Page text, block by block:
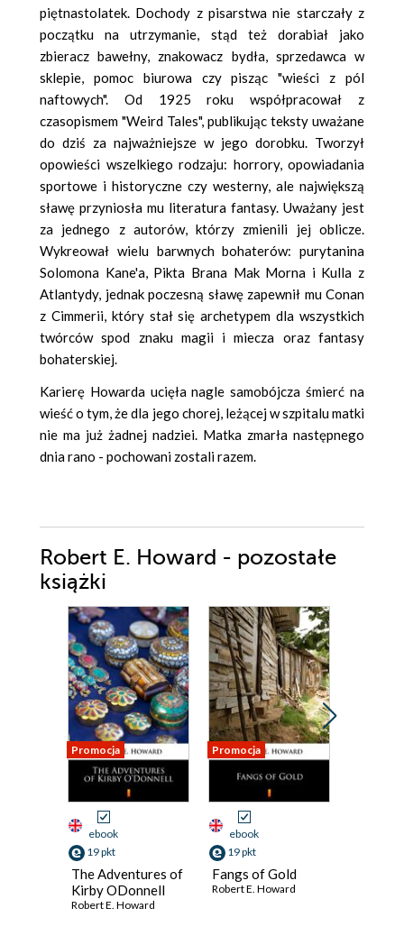
piętnastolatek. Dochody z pisarstwa nie starczały z
początku na utrzymanie, stąd też dorabiał jako
zbieracz bawełny, znakowacz bydła, sprzedawca w
sklepie, pomoc biurowa czy pisząc "wieści z pól
naftowych". Od 1925 roku współpracował z
czasopismem "Weird Tales", publikując teksty uważane
do dziś za najważniejsze w jego dorobku. Tworzył
opowieści wszelkiego rodzaju: horrory, opowiadania
sportowe i historyczne czy westerny, ale największą
sławę przyniosła mu literatura fantasy. Uważany jest
za jednego z autorów, którzy zmienili jej oblicze.
Wykreował wielu barwnych bohaterów: purytanina
Solomona Kane'a, Pikta Brana Mak Morna i Kulla z
Atlantydy, jednak poczesną sławę zapewnił mu Conan
z Cimmerii, który stał się archetypem dla wszystkich
twórców spod znaku magii i miecza oraz fantasy
bohaterskiej.
Karierę Howarda ucięła nagle samobójcza śmierć na
wieść o tym, że dla jego chorej, leżącej w szpitalu matki
nie ma już żadnej nadziei. Matka zmarła następnego
dnia rano - pochowani zostali razem.
Robert E. Howard - pozostałe
książki
Promocja
ebook
19 pkt
The Adventures of
Kirby ODonnell
Robert E. Howard
Promocja
ebook
19 pkt
Fangs of Gold
Robert E. Howard